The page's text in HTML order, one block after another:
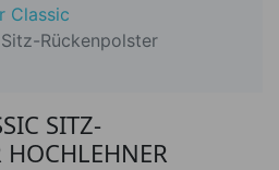
Classic
Rückenpolster
SITZ-
HOCHLEHNER